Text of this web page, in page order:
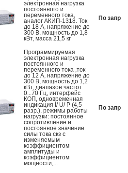
электронная нагрузка
постоянного и
переменного тока,
аналог АКИП-1318. Ток
до 18 А, напряжение до
300 В, мощность до 1,8
кВт, масса 21,5 кг
По
Программируемая
электронная нагрузка
постоянного и
переменного тока ,ток
до 12 А, напряжение до
300 В, мощность до 1,2
кВт, диапазон частот
0...70 Гц, интерфейс
КОП, одновременная
индикация I/ U/ P (4,5
разр.), режимы работы
нагрузки: постоянное
сопротивление и
постоянное значение
силы тока скз с
изменяемым
коэффициентом
амплитуды и
коэффициентом
мощности,...
По